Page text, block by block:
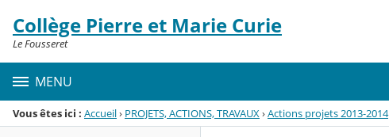
Menu de la rubrique
Contenu
Collège Pierre et Marie Curie
Le Fousseret
MENU
Vous êtes ici : Accueil› PROJETS, ACTIONS, TRAVAUX›Actions projets 2013-2014